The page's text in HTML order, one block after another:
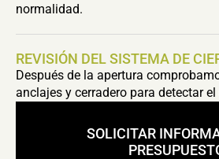
normalidad.
REVISIÓN DEL SISTEMA DE
Después de la apertura
anclajes y cerradero para detectar
SOLICITAR